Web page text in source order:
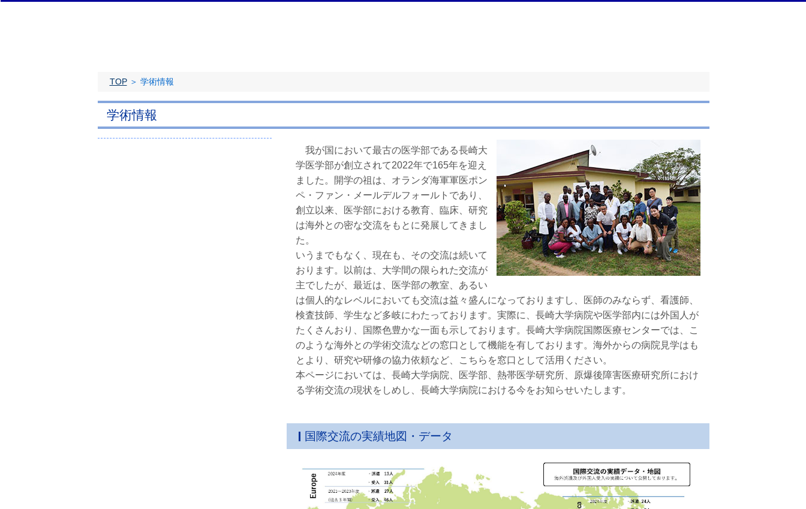
TOP＞ 学術情報
学術情報
我が国において最古の医学部である長崎大
学医学部が創立されて2022年で165年を迎え
ました。開学の祖は、オランダ海軍軍医ポン
ペ・ファン・メールデルフォールトであり、
創立以来、医学部における教育、臨床、研究
は海外との密な交流をもとに発展してきまし
た。
いうまでもなく、現在も、その交流は続いて
おります。以前は、大学間の限られた交流が
主でしたが、最近は、医学部の教室、あるい
は個人的なレベルにおいても交流は益々盛んになっておりますし、医師のみならず、看護師、
検査技師、学生など多岐にわたっております。実際に、長崎大学病院や医学部内には外国人が
たくさんおり、国際色豊かな一面も示しております。長崎大学病院国際医療センターでは、こ
のような海外との学術交流などの窓口として機能を有しております。海外からの病院見学はも
とより、研究や研修の協力依頼など、こちらを窓口として活用ください。
本ページにおいては、長崎大学病院、医学部、熱帯医学研究所、原爆後障害医療研究所におけ
る学術交流の現状をしめし、長崎大学病院における今をお知らせいたします。
国際交流の実績地図・データ